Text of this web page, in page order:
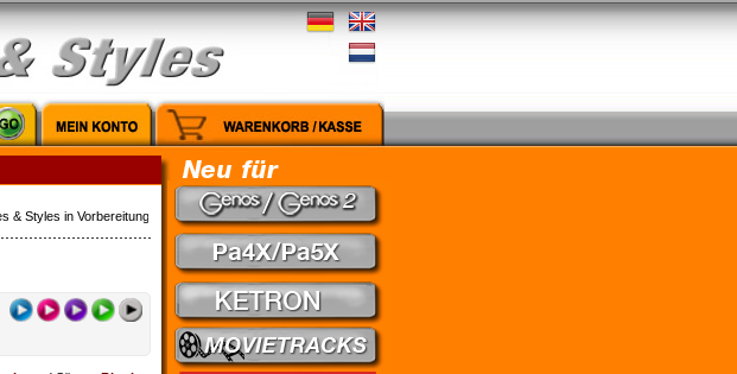
in Vorbereitung: Alles ist gut - Nena // Every Little Thing She Does Is Magic - The Police // Learning To Fly - Pink Floyd